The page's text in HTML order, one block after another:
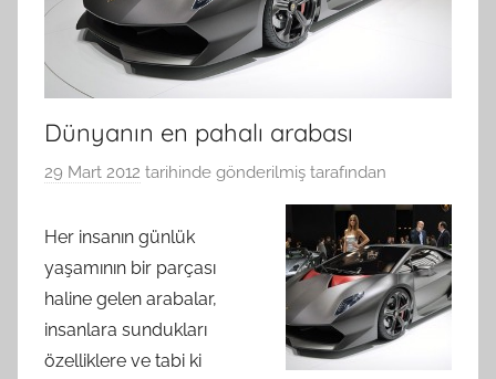
Dünyanın en pahalı arabası
29 Mart 2012 tarihinde gönderilmiş tarafından
Her insanın günlük
yaşamının bir parçası
haline gelen arabalar,
insanlara sundukları
özelliklere ve tabi ki